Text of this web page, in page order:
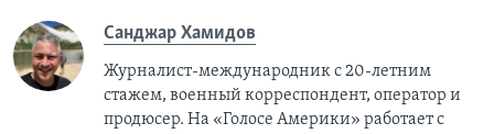
Санджар Хамидов
Журналист-международник с 20-летним
стажем, военный корреспондент, оператор и
продюсер. На «Голосе Америки» работает с